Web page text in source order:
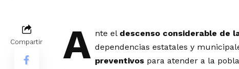
Compartir A nte el descenso considerable de
dependencias estatales y
preventivos para atender a la